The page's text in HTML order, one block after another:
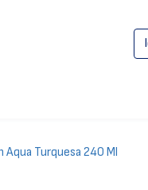
Aqua Turquesa 240 Ml